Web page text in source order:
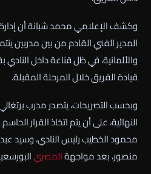
وكشف الإعلامي محمد شبانة أن
المدير الفني القادم من بين مدربين
والألمانية، في ظل قناعة داخل
قيادة الفريق خلال المرحلة المقبلة.
وبحسب التصريحات، يتصدر مدرب
النهائية، على أن يتم اتخاذ القرار
محمود الخطيب رئيس النادي، وسيد
منصور، بعد مواجهةالمصري